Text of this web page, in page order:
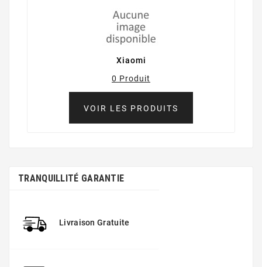
Xiaomi
0 Produit
VOIR LES PRODUITS
TRANQUILLITÉ GARANTIE
Livraison Gratuite